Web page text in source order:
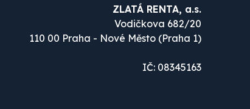
ZLATÁ RENTA, a.s.
Vodičkova 682/20
110 00 Praha - Nové Město (Praha 1)
IČ: 08345163